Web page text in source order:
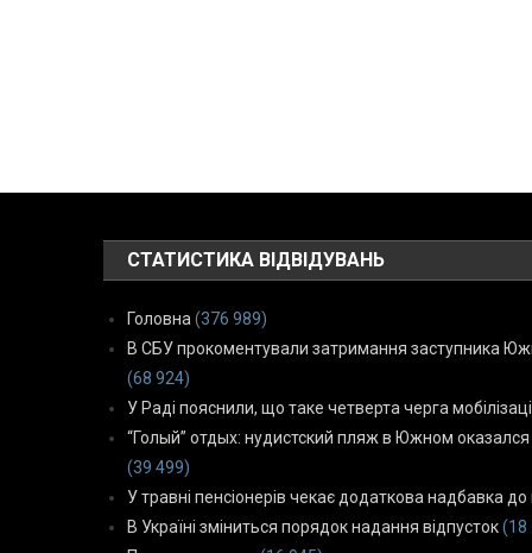
СТАТИСТИКА ВІДВІДУВАНЬ
Головна (376 989)
В СБУ прокоментували затримання заступника
(68 924)
У Раді пояснили, що таке четверта черга
“Голый” отдых: нудистский пляж в Южном
(39 499)
У травні пенсіонерів чекає додаткова надбавка до
В Україні зміниться порядок надання відпусток (18